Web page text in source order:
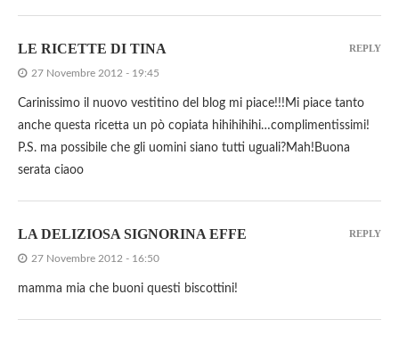
LE RICETTE DI TINA
27 Novembre 2012 - 19:45
Carinissimo il nuovo vestitino del blog mi piace!!!Mi piace tanto
anche questa ricetta un pò copiata hihihihihi…complimentissimi!
P.S. ma possibile che gli uomini siano tutti uguali?Mah!Buona
serata ciaoo
REPLY
LA DELIZIOSA SIGNORINA EFFE
27 Novembre 2012 - 16:50
mamma mia che buoni questi biscottini!
REPLY